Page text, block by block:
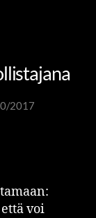
2017
voi